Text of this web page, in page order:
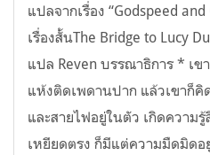
แปลจากเรื่อง “Godspeed
เรื่องสั้นThe Bridge to Lucy
แปล Reven บรรณาธิการ * เ
แห้งติดเพดานปาก แล้วเขาก็คิ
และสายไฟอยู่ในตัว เกิดความ
เหยียดตรง ก็มีแต่ความมืดมิดอ